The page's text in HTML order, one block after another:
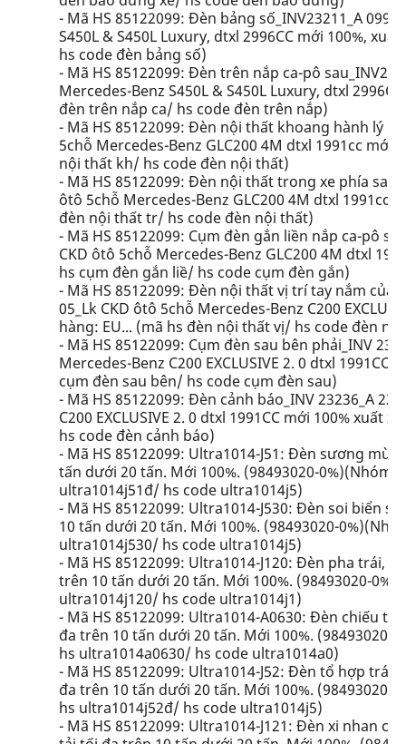
- Mã HS 85122099: Đèn bảng số_INV23211_A 099
S450L & S450L Luxury, dtxl 2996CC mới 100%,
hs code đèn bảng số)
- Mã HS 85122099: Đèn trên nắp ca-pô
Mercedes-Benz S450L & S450L Luxury, dtxl
đèn trên nắp ca/ hs code đèn trên nắp)
- Mã HS 85122099: Đèn nội thất khoang hành lý
5chỗ Mercedes-Benz GLC200 4M dtxl 1991cc mới
nội thất kh/ hs code đèn nội thất)
- Mã HS 85122099: Đèn nội thất trong xe phía sau,
ôtô 5chỗ Mercedes-Benz GLC200 4M dtxl 1991cc
đèn nội thất tr/ hs code đèn nội thất)
- Mã HS 85122099: Cụm đèn gắn liền nắp ca-pô
CKD ôtô 5chỗ Mercedes-Benz GLC200 4M dtxl
hs cụm đèn gắn liề/ hs code cụm đèn gắn)
- Mã HS 85122099: Đèn nội thất vị trí tay nắm của
05_Lk CKD ôtô 5chỗ Mercedes-Benz C200
hàng: EU... (mã hs đèn nội thất vị/ hs code đèn
- Mã HS 85122099: Cụm đèn sau bên phải_INV
Mercedes-Benz C200 EXCLUSIVE 2. 0 dtxl
cụm đèn sau bên/ hs code cụm đèn sau)
- Mã HS 85122099: Đèn cảnh báo_INV 23236_A
C200 EXCLUSIVE 2. 0 dtxl 1991CC mới 100% xuất
hs code đèn cảnh báo)
- Mã HS 85122099: Ultra1014-J51: Đèn sương mù
tấn dưới 20 tấn. Mới 100%. (98493020-0%)(Nhóm
ultra1014j51đ/ hs code ultra1014j5)
- Mã HS 85122099: Ultra1014-J530: Đèn soi biển
10 tấn dưới 20 tấn. Mới 100%. (98493020-
ultra1014j530/ hs code ultra1014j5)
- Mã HS 85122099: Ultra1014-J120: Đèn pha trái,
trên 10 tấn dưới 20 tấn. Mới 100%. (98493020-
ultra1014j120/ hs code ultra1014j1)
- Mã HS 85122099: Ultra1014-A0630: Đèn chiếu
đa trên 10 tấn dưới 20 tấn. Mới 100%. (98493020-
hs ultra1014a0630/ hs code ultra1014a0)
- Mã HS 85122099: Ultra1014-J52: Đèn tổ hợp trái,
đa trên 10 tấn dưới 20 tấn. Mới 100%. (98493020-
hs ultra1014j52đ/ hs code ultra1014j5)
- Mã HS 85122099: Ultra1014-J121: Đèn xi nhan